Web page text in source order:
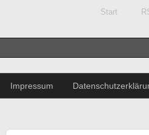
Start
Impressum